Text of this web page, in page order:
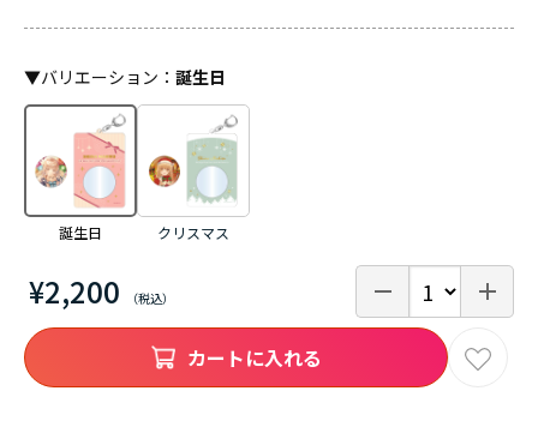
¥2,200
▼バリエーション ： 誕生日
誕生日 クリスマス
カートに入れる